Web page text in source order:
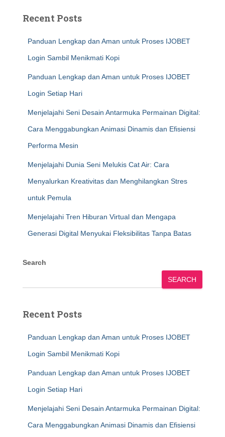
Recent Posts
Panduan Lengkap dan Aman untuk Proses IJOBET
Login Sambil Menikmati Kopi
Panduan Lengkap dan Aman untuk Proses IJOBET
Login Setiap Hari
Menjelajahi Seni Desain Antarmuka Permainan Digital:
Cara Menggabungkan Animasi Dinamis dan Efisiensi
Performa Mesin
Menjelajahi Dunia Seni Melukis Cat Air: Cara
Menyalurkan Kreativitas dan Menghilangkan Stres
untuk Pemula
Menjelajahi Tren Hiburan Virtual dan Mengapa
Generasi Digital Menyukai Fleksibilitas Tanpa Batas
Search
SEARCH
Recent Posts
Panduan Lengkap dan Aman untuk Proses IJOBET
Login Sambil Menikmati Kopi
Panduan Lengkap dan Aman untuk Proses IJOBET
Login Setiap Hari
Menjelajahi Seni Desain Antarmuka Permainan Digital:
Cara Menggabungkan Animasi Dinamis dan Efisiensi